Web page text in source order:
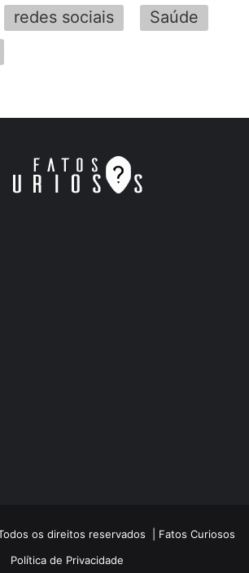
redes sociais
Saúde
os direitos reservados | Fatos Curiosos
Política de Privacidade